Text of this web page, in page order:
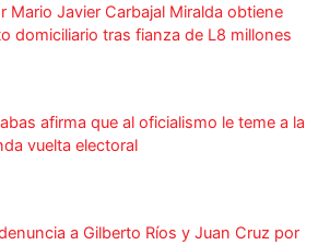
Mario Javier Carbajal Miralda obtiene
domiciliario tras fianza de L8 millones
afirma que al oficialismo le teme a la
vuelta electoral
a Gilberto Ríos y Juan Cruz por